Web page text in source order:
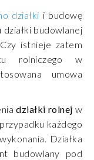
działki i budowę
działki budowlanej
istnieje zatem
rolniczego w
umowa
działki rolnej w
każdego
Działka
budowlany pod